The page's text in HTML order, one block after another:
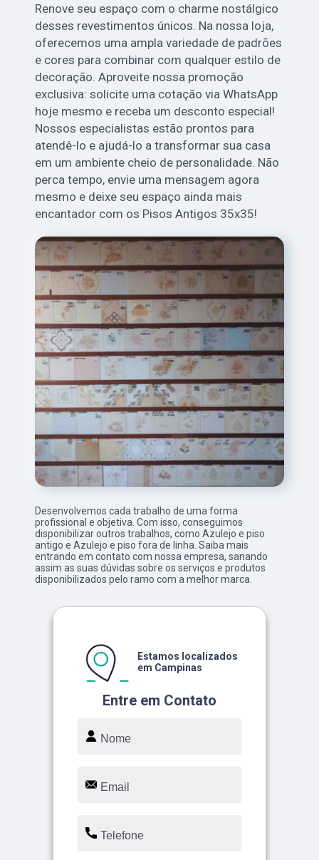
Renove seu espaço com o charme nostálgico
desses revestimentos únicos. Na nossa loja,
oferecemos uma ampla variedade de padrões
e cores para combinar com qualquer estilo de
decoração. Aproveite nossa promoção
exclusiva: solicite uma cotação via WhatsApp
hoje mesmo e receba um desconto especial!
Nossos especialistas estão prontos para
atendê-lo e ajudá-lo a transformar sua casa
em um ambiente cheio de personalidade. Não
perca tempo, envie uma mensagem agora
mesmo e deixe seu espaço ainda mais
encantador com os Pisos Antigos 35x35!
Desenvolvemos cada trabalho de uma forma
profissional e objetiva. Com isso, conseguimos
disponibilizar outros trabalhos, como Azulejo e piso
antigo e Azulejo e piso fora de linha. Saiba mais
entrando em contato com nossa empresa, sanando
assim as suas dúvidas sobre os serviços e produtos
disponibilizados pelo ramo com a melhor marca.
Entre em Contato
Estamos localizados
em Campinas